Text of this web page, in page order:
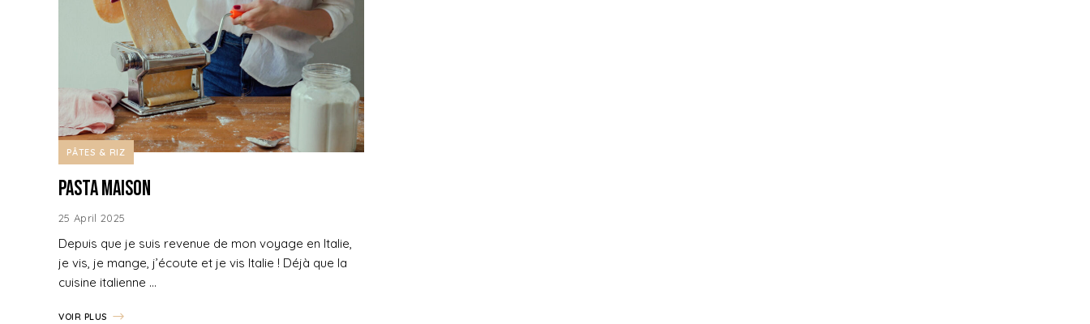
PÂTES & RIZ
Pasta Maison
25 April 2025
Depuis que je suis revenue de mon voyage en Italie,
je vis, je mange, j’écoute et je vis Italie ! Déjà que la
cuisine italienne …
VOIR PLUS